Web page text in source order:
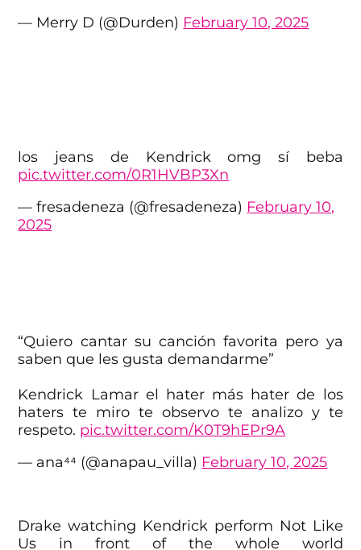
— Merry D (@Durden) February 10, 2025
los jeans de Kendrick omg sí beba
pic.twitter.com/0R1HVBP3Xn
— fresadeneza (@fresadeneza) February 10,
2025
“Quiero cantar su canción favorita pero ya
saben que les gusta demandarme”
Kendrick Lamar el hater más hater de los
haters te miro te observo te analizo y te
respeto. pic.twitter.com/K0T9hEPr9A
— ana⁴⁴ (@anapau_villa) February 10, 2025
Drake watching Kendrick perform Not Like
Us in front of the whole world